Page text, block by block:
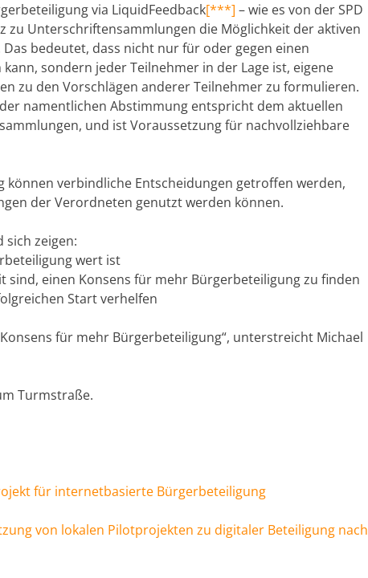
via LiquidFeedback[***] – wie es von der SPD
zu Unterschriftensammlungen die Möglichkeit der aktiven
bedeutet, dass nicht nur für oder gegen einen
sondern jeder Teilnehmer in der Lage ist, eigene
zu den Vorschlägen anderer Teilnehmer zu formulieren.
namentlichen Abstimmung entspricht dem aktuellen
und ist Voraussetzung für nachvollziehbare
verbindliche Entscheidungen getroffen werden,
der Verordneten genutzt werden können.
sich zeigen:
wert ist
sind, einen Konsens für mehr Bürgerbeteiligung zu finden
Start verhelfen
für mehr Bürgerbeteiligung“, unterstreicht Michael
Turmstraße.
für internetbasierte Bürgerbeteiligung
von lokalen Pilotprojekten zu digitaler Beteiligung nach